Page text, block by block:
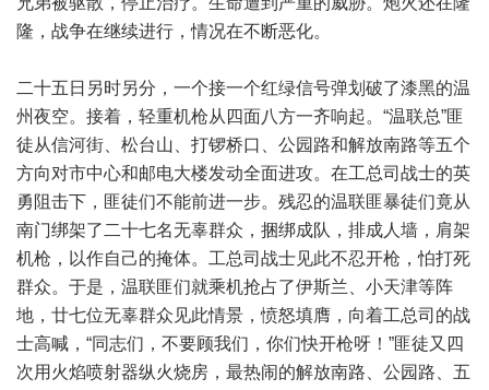
隆，战争在继续进行，情况在不断恶化。
二十五日另时另分，一个接一个红绿信号弹划破了漆黑的温
州夜空。接着，轻重机枪从四面八方一齐响起。“温联总”匪
徒从信河街、松台山、打锣桥口、公园路和解放南路等五个
方向对市中心和邮电大楼发动全面进攻。在工总司战士的英
勇阻击下，匪徒们不能前进一步。残忍的温联匪暴徒们竟从
南门绑架了二十七名无辜群众，捆绑成队，排成人墙，肩架
机枪，以作自己的掩体。工总司战士见此不忍开枪，怕打死
群众。于是，温联匪们就乘机抢占了伊斯兰、小天津等阵
地，廿七位无辜群众见此情景，愤怒填膺，向着工总司的战
士高喊，“同志们，不要顾我们，你们快开枪呀！”匪徒又四
次用火焰喷射器纵火烧房，最热闹的解放南路、公园路、五